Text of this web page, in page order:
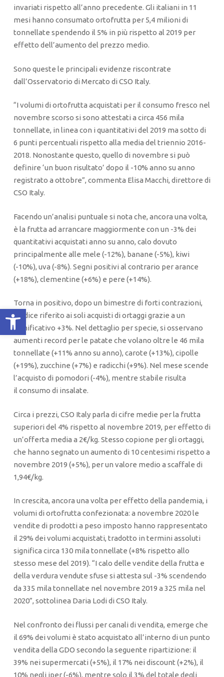
Apri la barra degli strumenti
invariati rispetto all’anno precedente. Gli italiani in 11
mesi hanno consumato ortofrutta per 5,4 milioni di
tonnellate spendendo il 5% in più rispetto al 2019 per
effetto dell’aumento del prezzo medio.
Sono queste le principali evidenze riscontrate
dall’Osservatorio di Mercato di CSO Italy.
“I volumi di ortofrutta acquistati per il consumo fresco nel
novembre scorso si sono attestati a circa 456 mila
tonnellate, in linea con i quantitativi del 2019 ma sotto di
6 punti percentuali rispetto alla media del triennio 2016-
2018. Nonostante questo, quello di novembre si può
definire ‘un buon risultato’ dopo il -10% anno su anno
registrato a ottobre”, commenta Elisa Macchi, direttore di
CSO Italy.
Facendo un’analisi puntuale si nota che, ancora una volta,
è la frutta ad arrancare maggiormente con un -3% dei
quantitativi acquistati anno su anno, calo dovuto
principalmente alle mele (-12%), banane (-5%), kiwi
(-10%), uva (-8%). Segni positivi al contrario per arance
(+18%), clementine (+6%) e pere (+14%).
Torna in positivo, dopo un bimestre di forti contrazioni,
l’indice riferito ai soli acquisti di ortaggi grazie a un
significativo +3%. Nel dettaglio per specie, si osservano
aumenti record per le patate che volano oltre le 46 mila
tonnellate (+11% anno su anno), carote (+13%), cipolle
(+19%), zucchine (+7%) e radicchi (+9%). Nel mese scende
l’acquisto di pomodori (-4%), mentre stabile risulta
il consumo di insalate.
Circa i prezzi, CSO Italy parla di cifre medie per la frutta
superiori del 4% rispetto al novembre 2019, per effetto di
un’offerta media a 2€/kg. Stesso copione per gli ortaggi,
che hanno segnato un aumento di 10 centesimi rispetto a
novembre 2019 (+5%), per un valore medio a scaffale di
1,94€/kg.
In crescita, ancora una volta per effetto della pandemia, i
volumi di ortofrutta confezionata: a novembre 2020 le
vendite di prodotti a peso imposto hanno rappresentato
il 29% dei volumi acquistati, tradotto in termini assoluti
significa circa 130 mila tonnellate (+8% rispetto allo
stesso mese del 2019). “I calo delle vendite della frutta e
della verdura vendute sfuse si attesta sul -3% scendendo
da 335 mila tonnellate nel novembre 2019 a 325 mila nel
2020”, sottolinea Daria Lodi di CSO Italy.
Nel confronto dei flussi per canali di vendita, emerge che
il 69% dei volumi è stato acquistato all’interno di un punto
vendita della GDO secondo la seguente ripartizione: il
39% nei supermercati (+5%), il 17% nei discount (+2%), il
10% negli iper (-6%), mentre solo il 3% del totale degli